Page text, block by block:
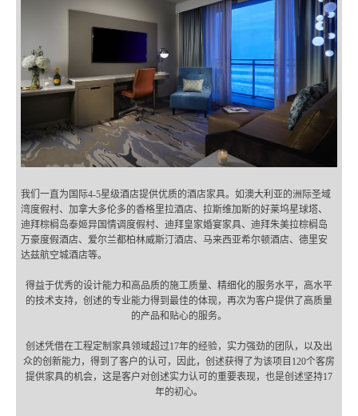
我们一直为国际4-5星级酒店提供优质的酒店家具。如澳大利亚的洲际圣域
湾度假村、加拿大多伦多的香格里拉酒店、拉斯维加斯的好莱坞星球塔、
迪拜棕榈岛泰姬异国情调度假村、迪拜皇家婚宴家具、迪拜朱美拉棕榈岛
万豪度假酒店、爱尔兰都柏林威斯汀酒店、马来西亚希尔顿酒店、德里安
达兹航空城酒店等。
得益于优秀的设计能力和高品质的施工质量、精细化的服务水平，高水平
的技术支持，创述的专业能力得到最佳的体现，再次为客户提供了高质量
的产品和贴心的服务。
创述凭借在工程定制家具领域超过17年的经验，实力强劲的团队，以及出
众的创新能力，得到了客户的认可，因此，创述获得了为该项目120个客房
提供家具的机会，这是客户对创述实力认可的重要表现，也是创述坚持17
年的初心。